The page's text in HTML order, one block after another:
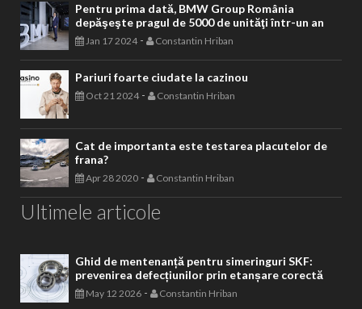
Pentru prima dată, BMW Group România
depăşeşte pragul de 5000 de unităţi într-un an
Jan 17 2024- Constantin Hriban
Pariuri foarte ciudate la cazinou
Oct 21 2024- Constantin Hriban
Cat de importanta este testarea placutelor de
frana?
Apr 28 2020 - Constantin Hriban
Ultimele articole
Ghid de mentenanță pentru simeringuri SKF:
prevenirea defecțiunilor prin etanșare corectă
May 12 2026 - Constantin Hriban